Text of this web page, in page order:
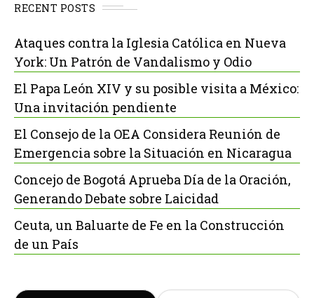
RECENT POSTS
Ataques contra la Iglesia Católica en Nueva
York: Un Patrón de Vandalismo y Odio
El Papa León XIV y su posible visita a México:
Una invitación pendiente
El Consejo de la OEA Considera Reunión de
Emergencia sobre la Situación en Nicaragua
Concejo de Bogotá Aprueba Día de la Oración,
Generando Debate sobre Laicidad
Ceuta, un Baluarte de Fe en la Construcción
de un País